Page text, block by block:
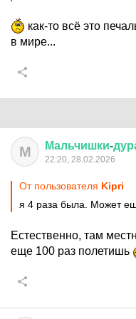
как-то всё это
в мире...
М Мальчишки-
22:20, 28.02.2026
От пользователя Kipri
я 4 раза была. Может
Естественно, там
еще 100 раз полетишь